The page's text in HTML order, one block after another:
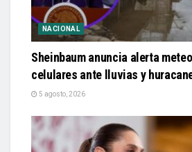
NACIONAL
Sheinbaum anuncia alerta
celulares ante lluvias y
5 agosto, 2026